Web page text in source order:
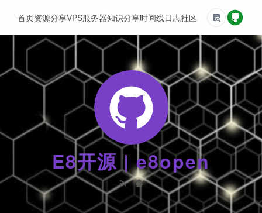
E8开源 | e8open
首页资源分享VPS服务器知识分享时间线日志社区友情链接